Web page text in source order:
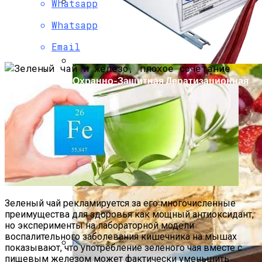
Как Правильно Выбрать Дом Для
Северной Стороны Участка
Мода Для Бизнес-Леди: Как Совмещать
Стиль И Предпринимательство
Охранно-Защитная Дератизационная
Система (ОЗДС)
Whatsapp
Whatsapp
Email
Зеленый чай рекламируется за его многочисленные
преимущества для здоровья как мощный антиоксидант,
но эксперименты на лабораторной модели
воспалительного заболевания кишечника на мышах
показывают, что употребление зеленого чая вместе с
пищевым железом может фактически уменьшить